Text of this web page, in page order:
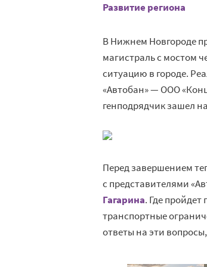
Развитие региона
В Нижнем Новгороде
магистраль с мостом
ситуацию в городе.
«Автобан» — ООО
генподрядчик зашел
Перед завершением
с представителями
Гагарина. Где
транспортные
ответы на эти